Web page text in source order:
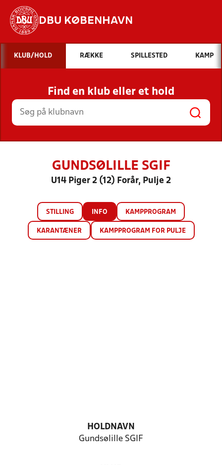
DBU KØBENHAVN
Hvad vil du søge efter?
INDHOLD OG NYHEDER
STILLINGER, RESULTATER, KLUBBER OG
HOLD
KLUB/HOLD RÆKKE SPILLESTED KAMP
Find en klub eller et hold
GUNDSØLILLE SGIF
U14 Piger 2 (12) Forår, Pulje 2
STILLING INFO KAMPPROGRAM
KARANTÆNER KAMPPROGRAM FOR PULJE
HOLDNAVN
Gundsølille SGIF